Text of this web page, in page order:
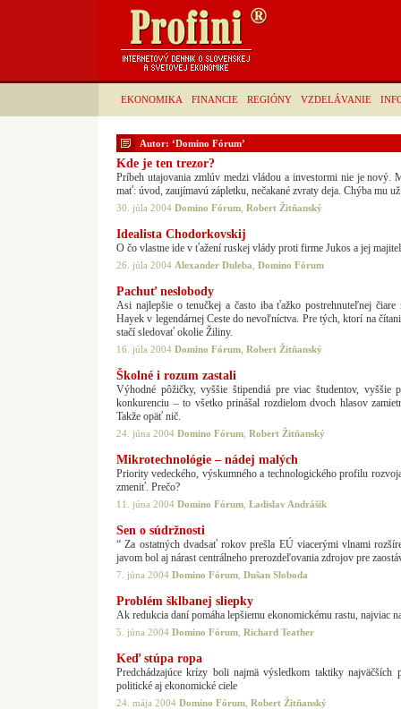
EKONOMIKA FINANCIE REGIÓNY VZDELÁVANIE
Autor: ‘Domino Fórum’
Kde je ten trezor?
Príbeh utajovania zmlúv medzi vládou a investormi nie je nový.
mať: úvod, zaujímavú zápletku, nečakané zvraty deja. Chýba mu
30. júla 2004 Domino Fórum Robert Žitňanský
Idealista Chodorkovskij
O čo vlastne ide v ťažení ruskej vlády proti firme Jukos a jej
26. júla 2004 Alexander Duleba Domino Fórum
Pachuť neslobody
Asi najlepšie o tenučkej a často iba ťažko postrehnuteľnej
Hayek v legendárnej Ceste do nevoľníctva. Pre tých, ktorí na
stačí sledovať okolie Žiliny.
16. júla 2004 Domino Fórum Robert Žitňanský
Školné i rozum zastali
Výhodné pôžičky, vyššie štipendiá pre viac študentov, vyššie
konkurenciu – to všetko prinášal rozdielom dvoch hlasov
Takže opäť nič.
24. júna 2004 Domino Fórum Robert Žitňanský
Mikrotechnológie – nádej malých
Priority vedeckého, výskumného a technologického profilu
zmeniť. Prečo?
11. júna 2004 Domino Fórum Ladislav Andrášik
Sen o súdržnosti
“ Za ostatných dvadsať rokov prešla EÚ viacerými vlnami
javom bol aj nárast centrálneho prerozdeľovania zdrojov pre
7. júna 2004 Domino Fórum Dušan Sloboda
Problém šklbanej sliepky
Ak redukcia daní pomáha lepšiemu ekonomickému rastu, najviac
5. júna 2004 Domino Fórum Richard Teather
Keď stúpa ropa
Predchádzajúce krízy boli najmä výsledkom taktiky
politické aj ekonomické ciele
24. mája 2004 Domino Fórum Robert Žitňanský